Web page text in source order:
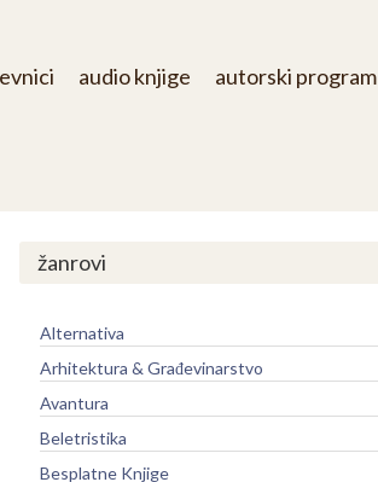
audio knjige autorski program
žanrovi
Alternativa
Arhitektura & Građevinarstvo
Avantura
Beletristika
Besplatne Knjige